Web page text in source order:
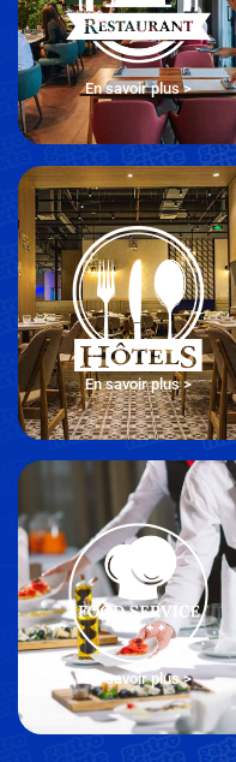
En savoir plus >
En savoir plus >
En savoir plus >